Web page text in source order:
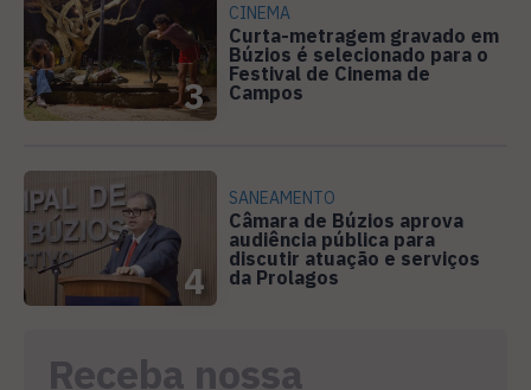
3
CINEMA
Curta-metragem gravado em
Búzios é selecionado para o
Festival de Cinema de
Campos
4
SANEAMENTO
Câmara de Búzios aprova
audiência pública para
discutir atuação e serviços
da Prolagos
Receba nossa